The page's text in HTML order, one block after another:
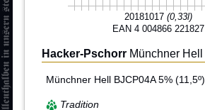
20181017 (0,33l)
EAN 4 004866 221827
Hacker-Pschorr Münchner Hell
Münchner Hell BJCP04A 5% (11,5º)
Tradition